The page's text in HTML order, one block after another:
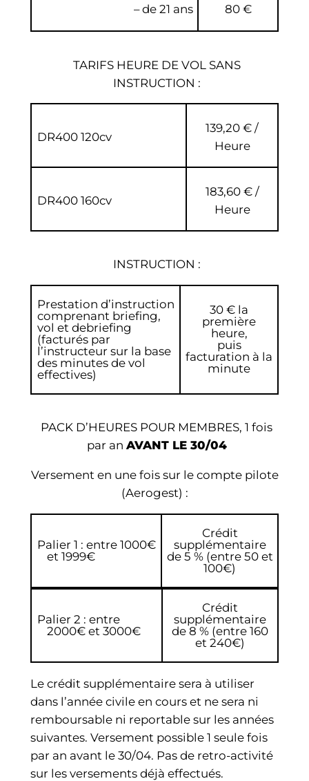
– de 21 ans 80 €
TARIFS HEURE DE VOL SANS
INSTRUCTION :
DR400 120cv
139,20 € /
Heure
DR400 160cv
183,60 € /
Heure
INSTRUCTION :
Prestation d’instruction
comprenant briefing,
vol et debriefing
(facturés par
l’instructeur sur la base
des minutes de vol
effectives)
30 € la
première
heure,
puis
facturation à la
minute
PACK D’HEURES POUR MEMBRES, 1 fois
par an AVANT LE 30/04
Versement en une fois sur le compte pilote
(Aerogest) :
Palier 1 : entre 1000€
et 1999€
Crédit
supplémentaire
de 5 % (entre 50 et
100€)
Palier 2 : entre
2000€ et 3000€
Crédit
supplémentaire
de 8 % (entre 160
et 240€)
Le crédit supplémentaire sera à utiliser
dans l’année civile en cours et ne sera ni
remboursable ni reportable sur les années
suivantes. Versement possible 1 seule fois
par an avant le 30/04. Pas de retro-activité
sur les versements déjà effectués.